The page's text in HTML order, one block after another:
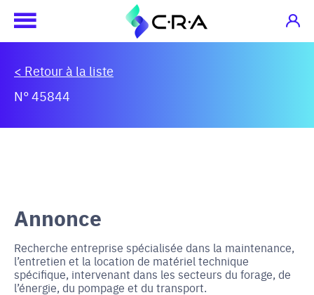
< Retour à la liste
N° 45844
Annonce
Recherche entreprise spécialisée dans la maintenance,
l’entretien et la location de matériel technique
spécifique, intervenant dans les secteurs du forage, de
l’énergie, du pompage et du transport.